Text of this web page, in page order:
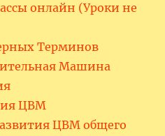
онлайн (Уроки не
Терминов
Машина
ЦВМ
ЦВМ общего